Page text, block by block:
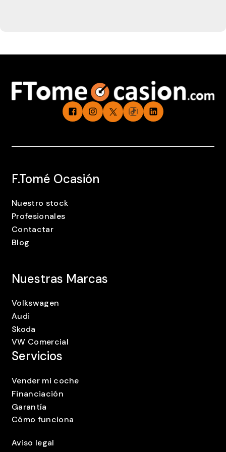
F.Tomé Ocasión
Nuestro stock
Profesionales
Contactar
Blog
Nuestras Marcas
Volkswagen
Audi
Skoda
VW Comercial
Servicios
Vender mi coche
Financiación
Garantía
Cómo funciona
Aviso legal